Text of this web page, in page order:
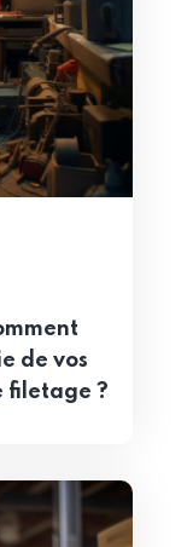
de vos
filetage ?